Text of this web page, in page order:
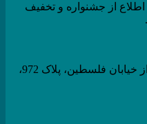
از جشنواره و تخفیف
آدرس: تهران، خیابان جمهوری، بعد از خیابان فلسطین، پلاک 972،